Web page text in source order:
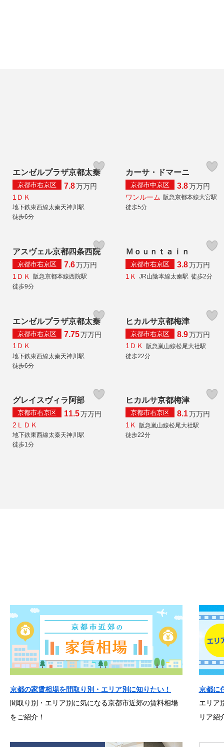
エンゼルプラザ京都太秦
京都市右京区 7.8万万円
1ＤＫ
地下鉄東西線太秦天神川駅
徒歩6分
カーサ・ドマーニ
京都市中京区 3.8万万円
ワンルーム 阪急京都本線大宮駅
徒歩5分
アスヴェル京都四条西院
京都市右京区 7.6万万円
1ＤＫ
阪急京都本線西院駅
徒歩9分
Ｍｏｕｎｔａｉｎ
京都市右京区 3.8万万円
1Ｋ
JR山陰本線太秦駅 徒歩2分
エンゼルプラザ京都太秦
京都市右京区 7.75万万円
1ＤＫ
地下鉄東西線太秦天神川駅
徒歩6分
ヒカルサ京都梅津
京都市右京区 8.9万万円
1ＤＫ 阪急嵐山線松尾大社駅
徒歩22分
グレイスヴィラ阿部
京都市右京区 11.5万万円
2ＬＤＫ
地下鉄東西線太秦天神川駅
徒歩1分
ヒカルサ京都梅津
京都市右京区 8.1万万円
1Ｋ
阪急嵐山線松尾大社駅
徒歩22分
京都の家賃相場を間取り別・エリア別に知りたい！
間取り別・エリア別に気になる京都市近郊の賃料相場
をご紹介！
京都に
エリア
リア紹